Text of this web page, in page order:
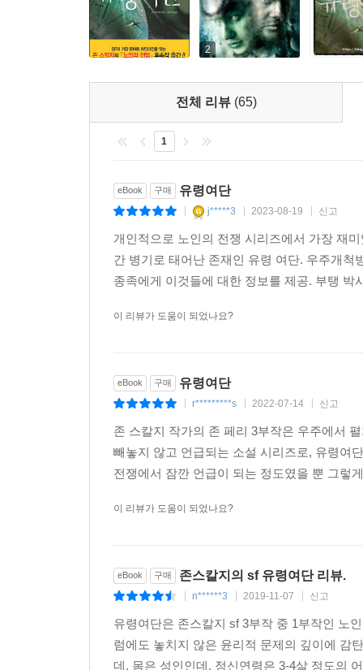
인류를 배신한 진짜 이유를 밝히려 하지만 그리
포기하고 ‘유령여단’의 일원이 된다. 죽은 사람
전혀 느끼지 않는다. 재러드는 유령여단의 일원
유령여단으로서 임무를 수행하던 어느 날, 재러
빠지게 된다. 그 속에 부탱이 인류를 배신한, 배
사실도……. 재러드는 자신이 할 수 있는 최선의 ‘선
2
전체 리뷰 (65)
1
eBook 구매 유령여단
j*****3 2023-08-19 신고
개인적으로 노인의 전쟁 시리즈에서 가장 재
간 병기로 태어난 존재인 유령 여단. 우주개
종족에게 이것들에 대한 정보를 제공. 부탱
이 리뷰가 도움이 되었나요?
eBook 구매 유령여단
r*********s 2022-07-14 신고
존 스칼지 작가의 존 페리 3부작은 우주에서
빼놓지 않고 언급되는 소설 시리즈로, 유령여
전쟁에서 잠깐 언급이 되는 정도였을 뿐 그렇
이 리뷰가 도움이 되었나요?
eBook 구매 존스칼지의 sf 유령여단 리뷰.
n******3 2019-11-07 신고
유령여단은 존스칼지 sf 3부작 중 1부작인 노
럼에도 놓치지 않은 윤리적 문제의 깊이에 감
데, 몸은 성인인데, 정신연령은 3-4살 정도의